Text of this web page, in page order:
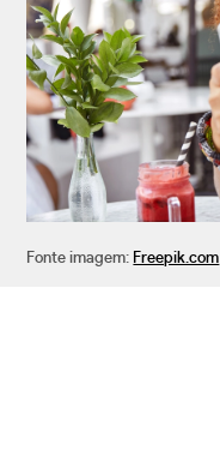
Fonte imagem: Freepik.com